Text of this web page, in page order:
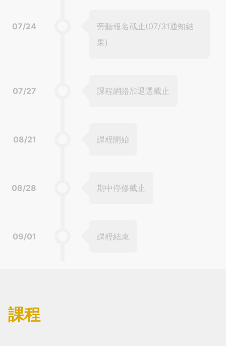
07/24
旁聽報名截止(07/31通知結
果)
07/27 課程網路加退選截止
08/21 課程開始
08/28 期中停修截止
09/01 課程結束
課程